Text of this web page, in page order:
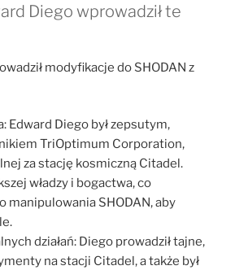
Diego wprowadził te
modyfikacje do SHODAN z
Edward Diego był zepsutym,
TriOptimum Corporation,
za stację kosmiczną Citadel.
władzy i bogactwa, co
manipulowania SHODAN, aby
działań: Diego prowadził tajne,
na stacji Citadel, a także był